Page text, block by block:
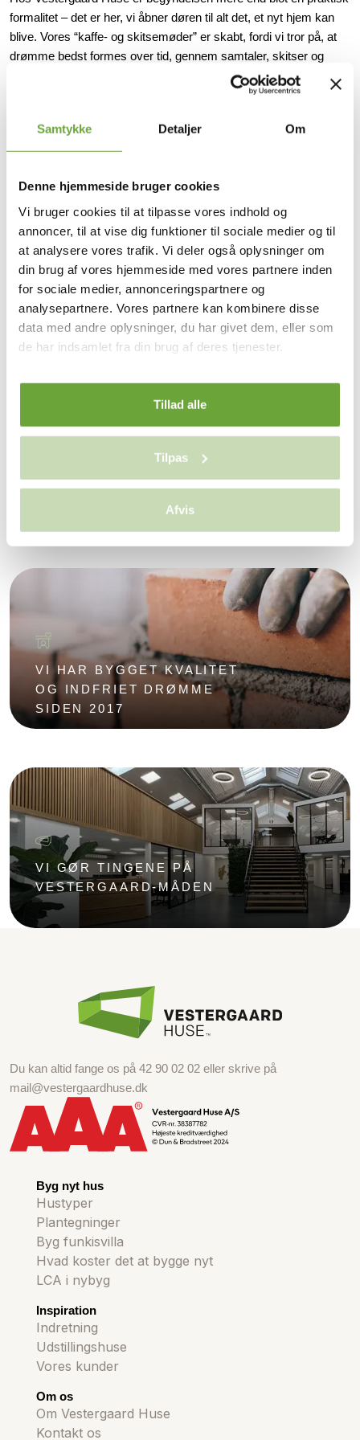
Samtykke Detaljer Om
Denne hjemmeside bruger cookies
Vi bruger cookies til at tilpasse vores indhold og
annoncer, til at vise dig funktioner til sociale medier og til
at analysere vores trafik. Vi deler også oplysninger om
din brug af vores hjemmeside med vores partnere inden
for sociale medier, annonceringspartnere og
analysepartnere. Vores partnere kan kombinere disse
data med andre oplysninger, du har givet dem, eller som
de har indsamlet fra din brug af deres tjenester.
Tillad alle
Tilpas
Afvis
indledende møder, er ofte dem, hvor vi rammer
skitsen i første forsøg – og hvor der er langt færre
tilretninger efterfølgende. Det handler ikke om at
komme hurtigt i gang – men om at komme rigtigt
tryghed – både for jer og for banken
længere væk, end vi kan følge dig og familien
ordentligt hele vejen
formalitet – det er her, vi åbner døren til alt det, et nyt hjem kan
blive. Vores “kaffe- og skitsemøder” er skabt, fordi vi tror på, at
drømme bedst formes over tid, gennem samtaler, skitser og
små, men vigtige detaljer. Vi lytter, tegner og tilpasser, så hvert
rum, hver vinkel og hver løsning føles som jeres egen. For os er
Vores kunder fortæller ofte, at det var netop i denne indledende
fase, deres drømme begyndte at føles virkelige – fordi vi tog os
vil få samme oplevelse. Det er ikke en ekstra omkostning eller
luksus. Det er bare den måde, vi mener, det skal være – for hvis
vi selv skulle bygge nyt, ville vi ikke gøre det på nogen anden
måde.
BYGGEAFDELING
VI HAR BYGGET KVALITET
OG INDFRIET DRØMME
SIDEN 2017
VI GØR TINGENE PÅ
VESTERGAARD-MÅDEN
Du kan altid fange os på 42 90 02 02 eller skrive på
mail@vestergaardhuse.dk
Byg nyt hus
Hustyper
Plantegninger
Byg funkisvilla
Hvad koster det at bygge nyt
LCA i nybyg
Inspiration
Indretning
Udstillingshuse
Vores kunder
Om os
Om Vestergaard Huse
Kontakt os